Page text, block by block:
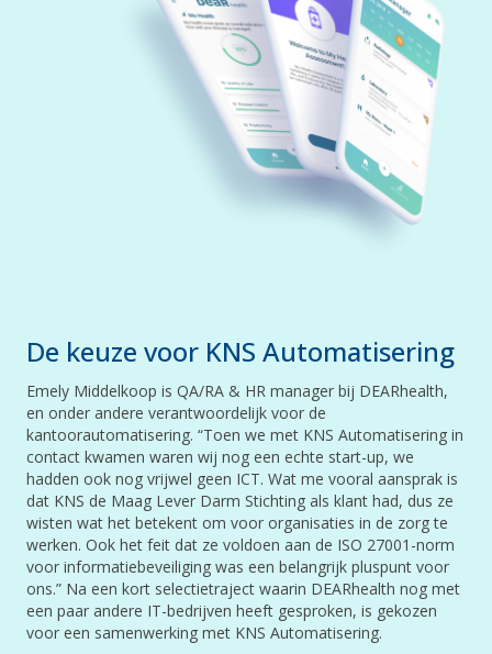
De keuze voor KNS Automatisering
Emely Middelkoop is QA/RA & HR manager bij DEARhealth,
en onder andere verantwoordelijk voor de
kantoorautomatisering. “Toen we met KNS Automatisering in
contact kwamen waren wij nog een echte start-up, we
hadden ook nog vrijwel geen ICT. Wat me vooral aansprak is
dat KNS de Maag Lever Darm Stichting als klant had, dus ze
wisten wat het betekent om voor organisaties in de zorg te
werken. Ook het feit dat ze voldoen aan de ISO 27001-norm
voor informatiebeveiliging was een belangrijk pluspunt voor
ons.” Na een kort selectietraject waarin DEARhealth nog met
een paar andere IT-bedrijven heeft gesproken, is gekozen
voor een samenwerking met KNS Automatisering.